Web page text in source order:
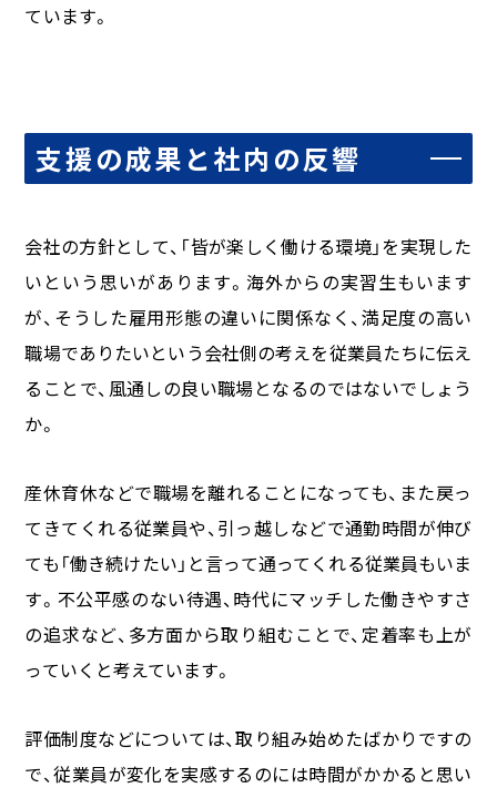
ています。
支援の成果と社内の反響
会社の方針として、「皆が楽しく働ける環境」を実現した
いという思いがあります。海外からの実習生もいます
が、そうした雇用形態の違いに関係なく、満足度の高い
職場でありたいという会社側の考えを従業員たちに伝え
ることで、風通しの良い職場となるのではないでしょう
か。
産休育休などで職場を離れることになっても、また戻っ
てきてくれる従業員や、引っ越しなどで通勤時間が伸び
ても「働き続けたい」と言って通ってくれる従業員もいま
す。不公平感のない待遇、時代にマッチした働きやすさ
の追求など、多方面から取り組むことで、定着率も上が
っていくと考えています。
評価制度などについては、取り組み始めたばかりですの
で、従業員が変化を実感するのには時間がかかると思い